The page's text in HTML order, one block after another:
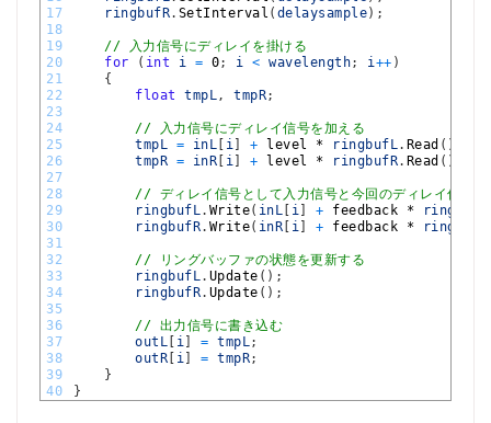
17
18
19
20
21
22
23
24
25
26
27
28
29
30
31
32
33
34
35
36
37
38
39
40
ringbufR. SetInterval ( delaysample) ;
// 入力信号にディレイを掛ける
for
( int i = 0; i < wavelength; i++ )
{
float
tmpL, tmpR;
// 入力信号にディレイ信号を加える
tmpL = inL i + level * ringbufL. Read ( )
tmpR = inR i + level * ringbufR. Read ( )
// ディレイ信号として入力信号と今回のディレイ信号を
ringbufL. Write( inL i + feedback * ringbufL
ringbufR. Write( inR i + feedback * ringbufR
// リングバッファの状態を更新する
ringbufL. Update ( ) ;
ringbufR. Update ( ) ;
// 出力信号に書き込む
outL
i = tmpL;
outR
i = tmpR;
}
}